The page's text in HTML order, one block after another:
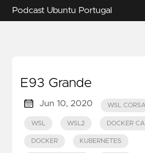
Podcast Ubuntu Portugal
E93 Grande
Jun 10, 2020 WSL
WSL WSL2 DOCKER
DOCKER KUBERNETES